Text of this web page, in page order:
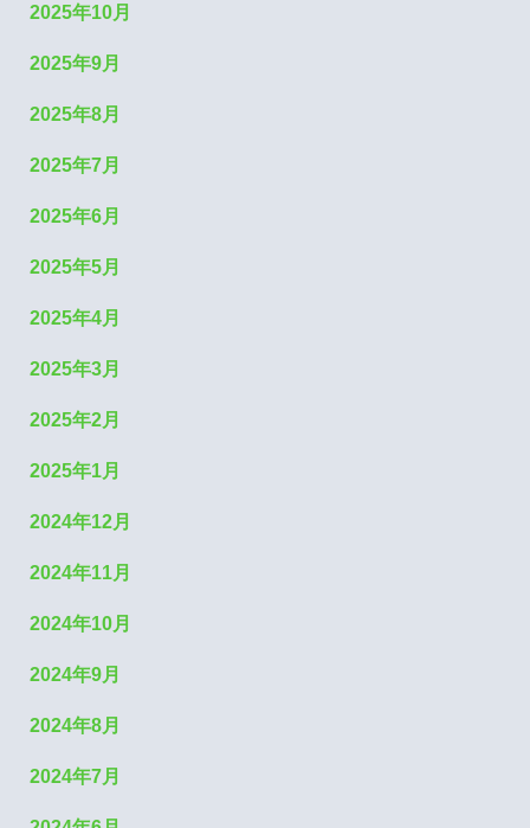
2025年10月
2025年9月
2025年8月
2025年7月
2025年6月
2025年5月
2025年4月
2025年3月
2025年2月
2025年1月
2024年12月
2024年11月
2024年10月
2024年9月
2024年8月
2024年7月